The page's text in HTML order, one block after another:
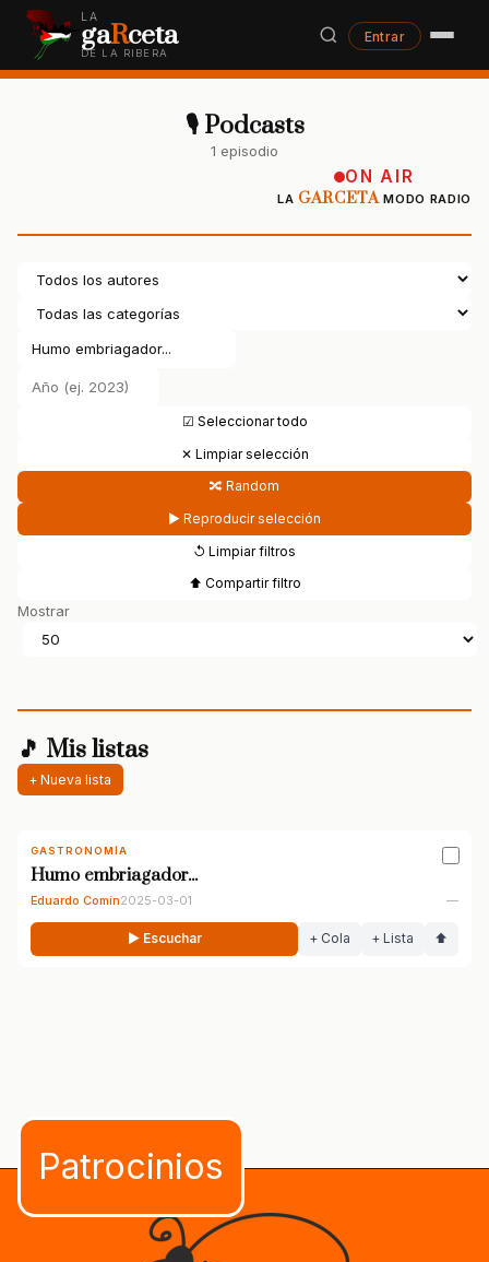
LA
gaRceta
DE LA RIBERA
Entrar
🎙 Podcasts
1 episodio
ON AIR
LA GARCETAMODO RADIO
☑ Seleccionar todo
✕ Limpiar selección
🔀 Random
▶ Reproducir selección
↺ Limpiar filtros
⬆ Compartir filtro
Mostrar
🎵 Mis listas
+ Nueva lista
GASTRONOMÍA
Humo embriagador...
Eduardo Comín2025-03-01 —
▶ Escuchar + Cola + Lista ⬆